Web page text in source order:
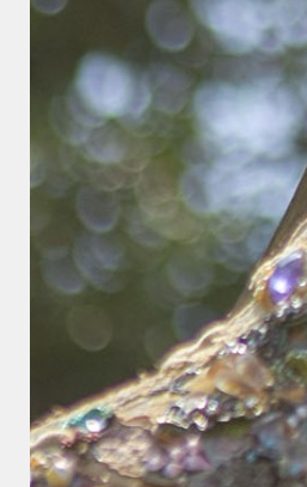
関連記事